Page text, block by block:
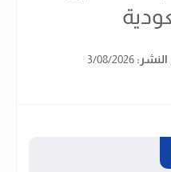
النشر: 3/08/2026